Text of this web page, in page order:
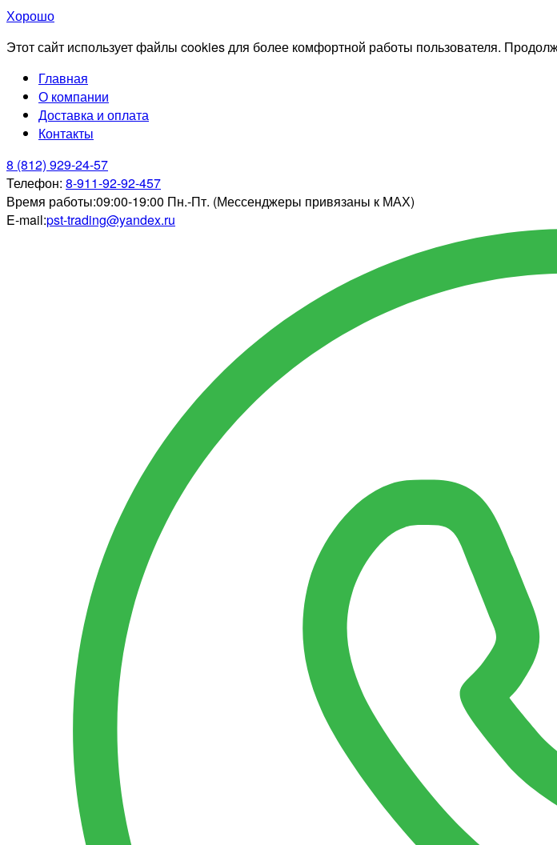
Хорошо
Этот сайт использует файлы cookies для более комфортной работы пользователя.
Главная
О компании
Доставка и оплата
Контакты
8 (812) 929-24-57
Телефон: 8-911-92-92-457
Время работы:09:00-19:00 Пн.-Пт. (Мессенджеры привязаны к МАХ)
E-mail:pst-trading@yandex.ru